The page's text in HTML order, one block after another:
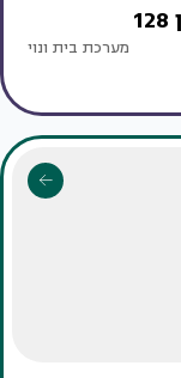
מערכת בית ונוי